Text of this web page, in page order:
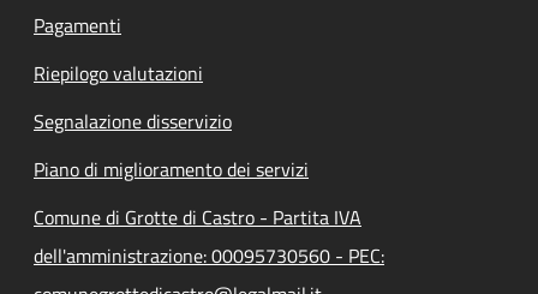
Pagamenti
Riepilogo valutazioni
Segnalazione disservizio
Piano di miglioramento dei servizi
Comune di Grotte di Castro - Partita IVA
dell'amministrazione: 00095730560 - PEC: